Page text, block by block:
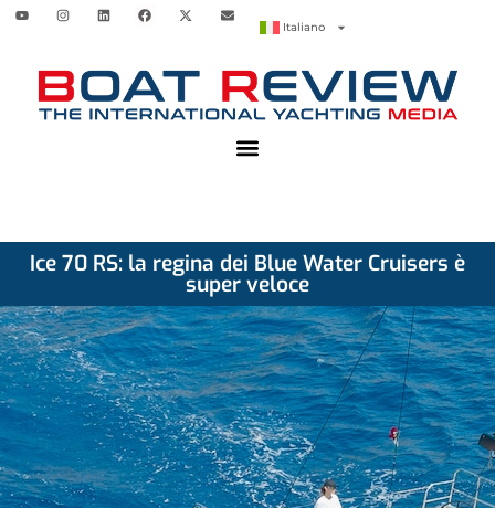
Italiano
Ice 70 RS: la regina dei Blue Water Cruisers è
super veloce